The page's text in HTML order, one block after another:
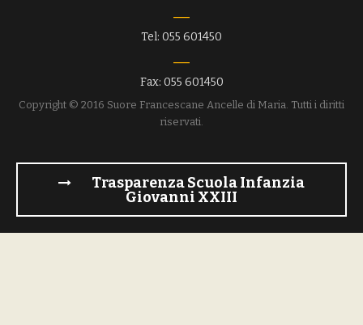
Tel: 055 601450
Fax: 055 601450
Copyright © 2016 Suore Francescane Ancelle di Maria. Tutti i diritti
riservati.
Trasparenza Scuola Infanzia
Giovanni XXIII